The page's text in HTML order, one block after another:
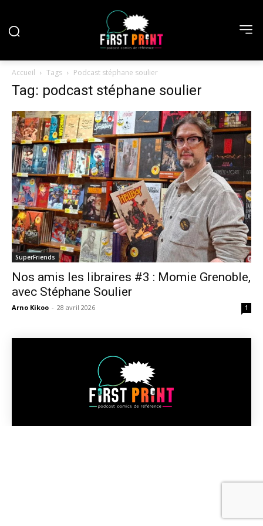
Accueil Tags Podcast stéphane soulier
Tag: podcast stéphane soulier
SuperFriends
Nos amis les libraires #3 : Momie Grenoble,
avec Stéphane Soulier
Arno Kikoo - 28 avril 2026 1